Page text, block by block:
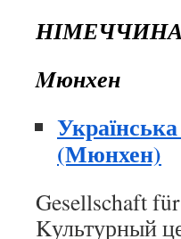
Mюнхен
(Мюнхен)
Gesellschaft
Kультурный